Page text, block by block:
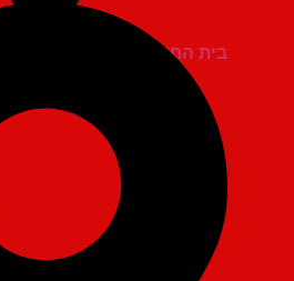
בית החייל תל אביב